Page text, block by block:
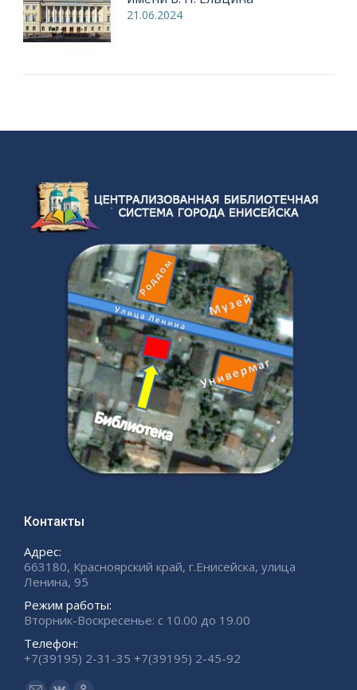
21.06.2024
Контакты
Адрес:
663180, Красноярский край, г.Енисейска, улица
Ленина, 95
Режим работы:
Вторник-Воскресенье: с 10.00 до 19.00
Телефон:
+7(39195) 2-31-35 +7(39195) 2-45-92
Ищите нас: